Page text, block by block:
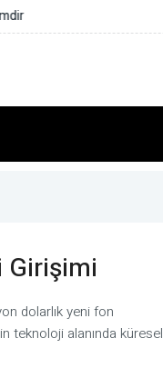
Girişimi
dolarlık yeni fon
teknoloji alanında küresel